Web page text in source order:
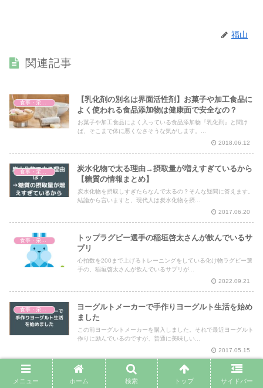
福山
関連記事
【乳化剤の別名は界面活性剤】お菓子や加工食品に
よく使われる食品添加物は健康面で安全なの？
お菓子や加工食品によく入っている食品添加物『乳化剤』と聞け
ば、そこまで体に悪くなさそうな気がします。...
2018.06.12
炭水化物で太る理由→摂取量が増えすぎているから
【糖質の情報まとめ】
炭水化物を摂取しすぎたらなんで太るの？そんな疑問に答えます。
結論から言いますと、現代人は炭水化物を摂...
2017.06.20
食事・栄養・サプリ
トップラグビー選手の稲垣啓太さんが飲んでいるサ
プリ
心拍数を200まで上げるトレーニングをしている化け物ラグビー選
手の、稲垣啓太さんが飲んでいるサプリが...
2022.09.21
食事・栄養・サプリ
ヨーグルトメーカーで手作りヨーグルト生活を始め
ました
この前ヨーグルトメーカーを購入しました。それで最近ヨーグルト
作りに励んでいるのですが、普通に美味しい...
2017.05.15
野菜に含まれるいろいろなファイトケミカルについ
メニュー ホーム 検索 トップ サイドバー